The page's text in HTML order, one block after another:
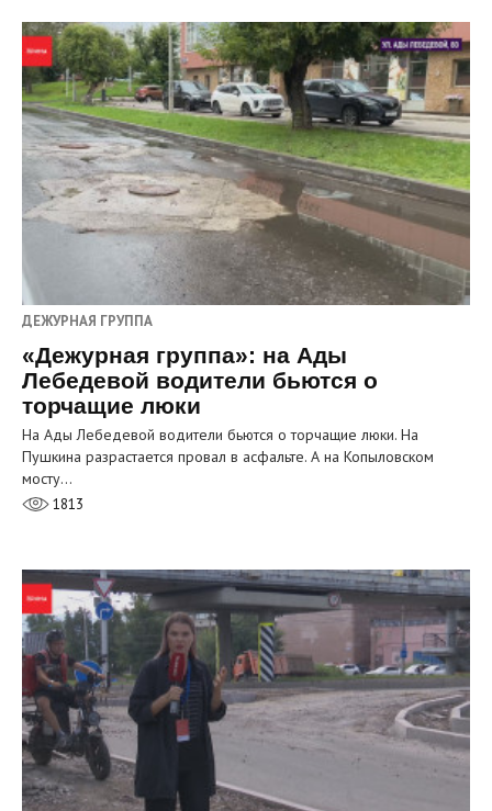
ДЕЖУРНАЯ ГРУППА
«Дежурная группа»: на Ады
Лебедевой водители бьются о
торчащие люки
На Ады Лебедевой водители бьются о торчащие люки. На
Пушкина разрастается провал в асфальте. А на Копыловском
мосту…
1813